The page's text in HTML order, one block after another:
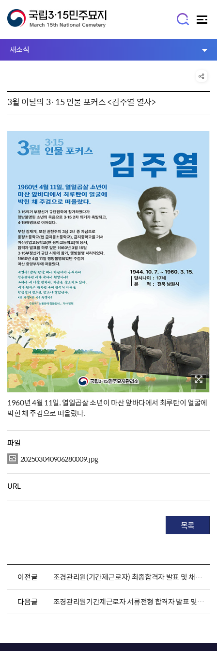
새소식
3월 이달의 3·15 인물 포커스 <김주열 열사>
1960년 4월 11일. 열일곱살 소년이 마산 앞바다에서 최루탄이 얼굴에
박힌 채 주검으로 떠올랐다.
파일
202503040906280009.jpg
URL
목록
이전글 조경관리원(기간제근로자) 최종합격자 발표 및 채용서류 제출 안내
다음글 조경관리원기간제근로자 서류전형 합격자 발표 및 면접전형 일정 안내